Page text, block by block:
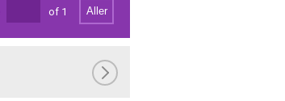
of 1 Aller